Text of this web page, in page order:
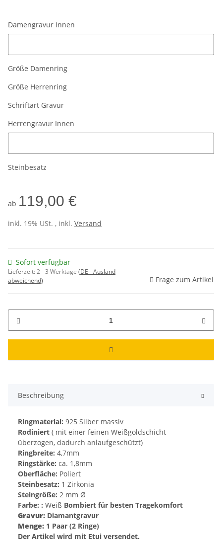
Damengravur Innen
Größe Damenring
Größe Herrenring
Schriftart Gravur
Herrengravur Innen
Steinbesatz
ab 119,00 €
inkl. 19% USt. , inkl. Versand
Sofort verfügbar
Lieferzeit:2 - 3 Werktage (DE - Ausland
abweichend)
Frage zum Artikel
Beschreibung
Ringmaterial: 925 Silber massiv
Rodiniert ( mit einer feinen Weißgoldschicht
überzogen, dadurch anlaufgeschützt)
Ringbreite: 4,7mm
Ringstärke: ca. 1,8mm
Oberfläche: Poliert
Steinbesatz: 1 Zirkonia
Steingröße: 2 mm Ø
Farbe: : Weiß Bombiert für besten Tragekomfort
Gravur: Diamantgravur
Menge: 1 Paar (2 Ringe)
Der Artikel wird mit Etui versendet.